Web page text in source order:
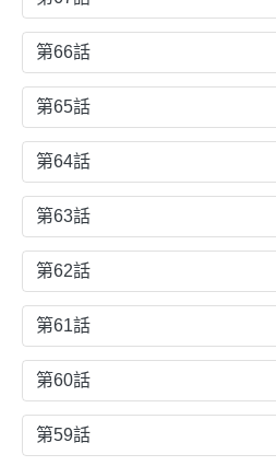
第66話
第65話
第64話
第63話
第62話
第61話
第60話
第59話